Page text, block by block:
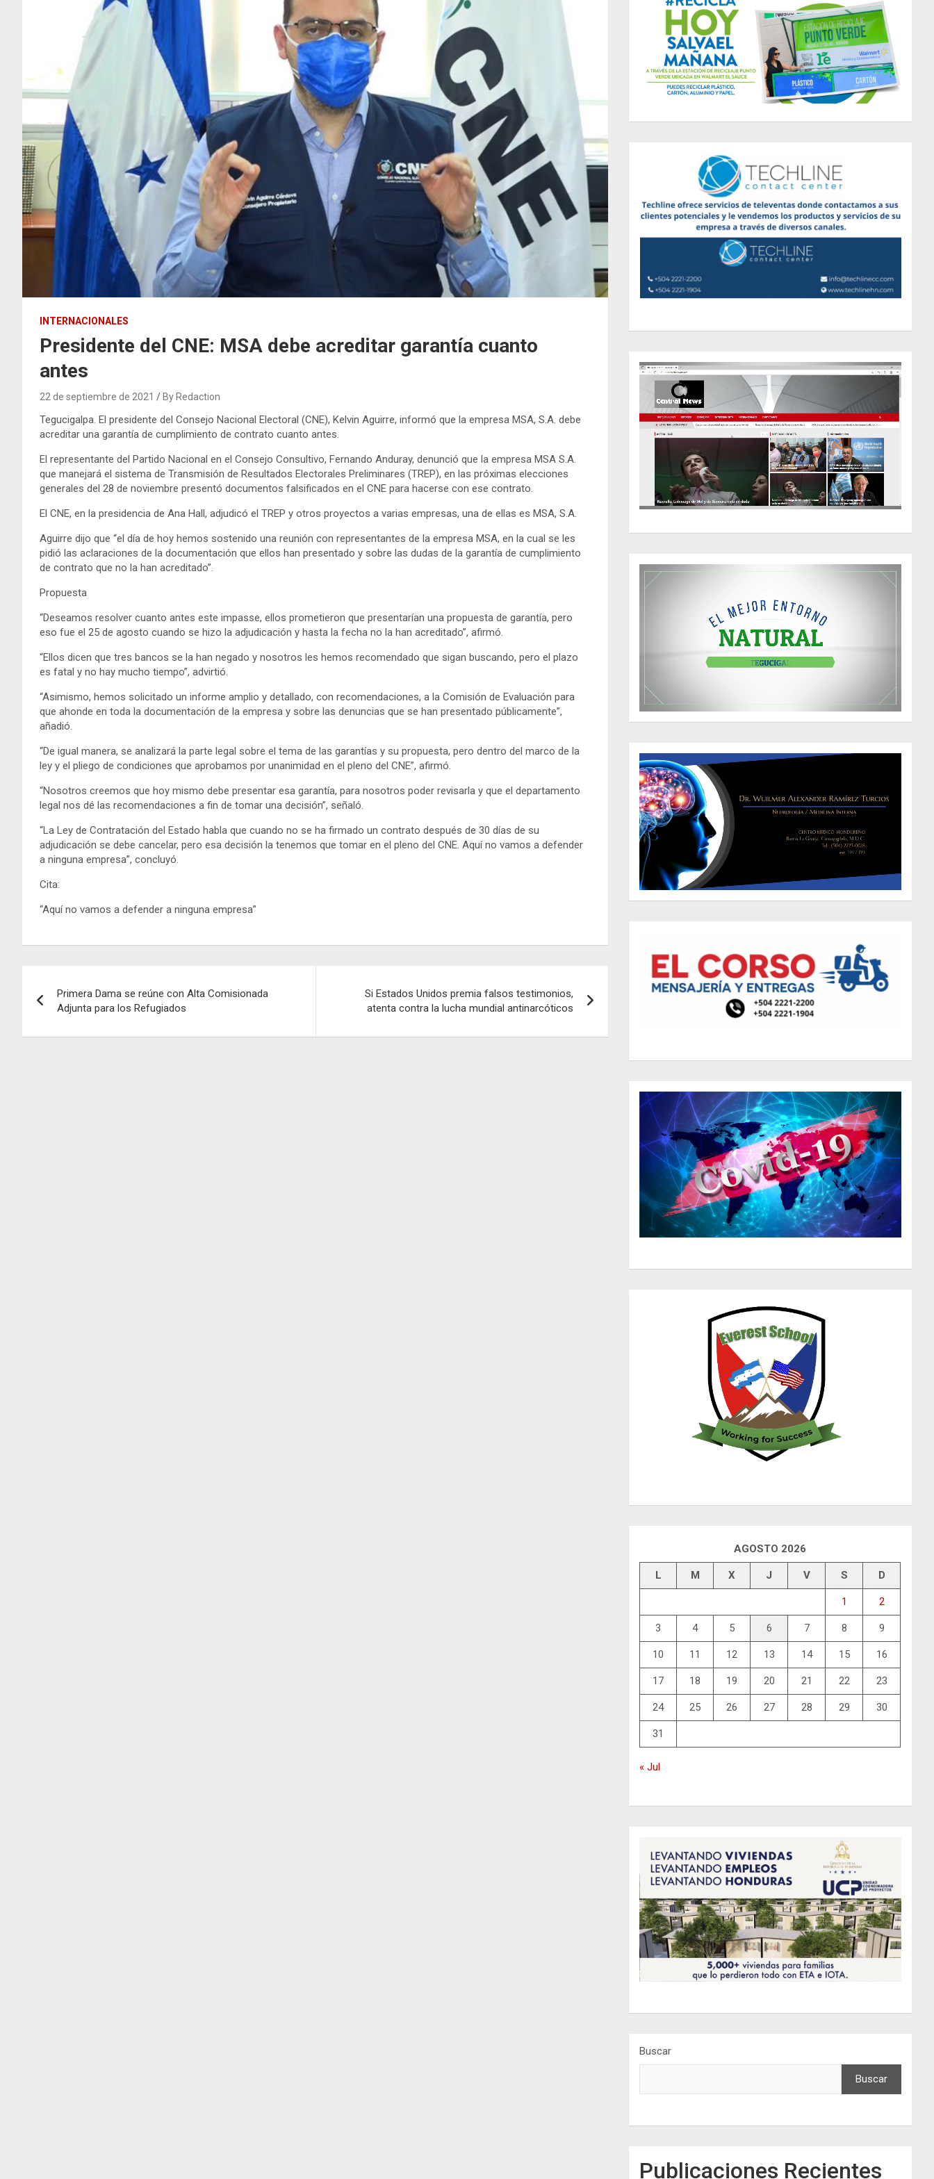
INTERNACIONALES
Presidente del CNE: MSA debe acreditar garantía cuanto
antes
22 de septiembre de 2021 By Redaction
Tegucigalpa. El presidente del Consejo Nacional Electoral (CNE), Kelvin Aguirre, informó que la empresa MSA, S.A. debe
acreditar una garantía de cumplimiento de contrato cuanto antes.
El representante del Partido Nacional en el Consejo Consultivo, Fernando Anduray, denunció que la empresa MSA S.A.
que manejará el sistema de Transmisión de Resultados Electorales Preliminares (TREP), en las próximas elecciones
generales del 28 de noviembre presentó documentos falsificados en el CNE para hacerse con ese contrato.
El CNE, en la presidencia de Ana Hall, adjudicó el TREP y otros proyectos a varias empresas, una de ellas es MSA, S.A.
Aguirre dijo que “el día de hoy hemos sostenido una reunión con representantes de la empresa MSA, en la cual se les
pidió las aclaraciones de la documentación que ellos han presentado y sobre las dudas de la garantía de cumplimiento
de contrato que no la han acreditado”.
Propuesta
“Deseamos resolver cuanto antes este impasse, ellos prometieron que presentarían una propuesta de garantía, pero
eso fue el 25 de agosto cuando se hizo la adjudicación y hasta la fecha no la han acreditado”, afirmó.
“Ellos dicen que tres bancos se la han negado y nosotros les hemos recomendado que sigan buscando, pero el plazo
es fatal y no hay mucho tiempo”, advirtió.
“Asimismo, hemos solicitado un informe amplio y detallado, con recomendaciones, a la Comisión de Evaluación para
que ahonde en toda la documentación de la empresa y sobre las denuncias que se han presentado públicamente”,
añadió.
“De igual manera, se analizará la parte legal sobre el tema de las garantías y su propuesta, pero dentro del marco de la
ley y el pliego de condiciones que aprobamos por unanimidad en el pleno del CNE”, afirmó.
“Nosotros creemos que hoy mismo debe presentar esa garantía, para nosotros poder revisarla y que el departamento
legal nos dé las recomendaciones a fin de tomar una decisión”, señaló.
“La Ley de Contratación del Estado habla que cuando no se ha firmado un contrato después de 30 días de su
adjudicación se debe cancelar, pero esa decisión la tenemos que tomar en el pleno del CNE. Aquí no vamos a defender
a ninguna empresa”, concluyó.
Cita:
“Aquí no vamos a defender a ninguna empresa”
de
entradas
Primera Dama se reúne con Alta Comisionada
Adjunta para los Refugiados
Si Estados Unidos premia falsos testimonios,
atenta contra la lucha mundial antinarcóticos
AGOSTO 2026
L M X J V S D
1 2
3 4 5 6 7 8 9
10 11 12 13 14 15 16
17 18 19 20 21 22 23
24 25 26 27 28 29 30
31
« Jul
Buscar
Buscar
Publicaciones Recientes